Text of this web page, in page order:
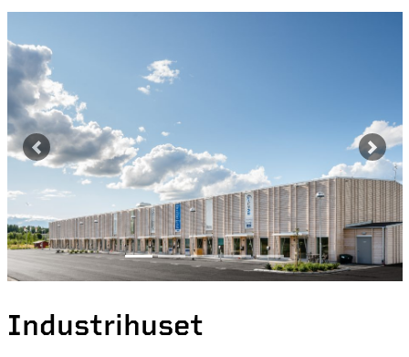
Previous Next
Industrihuset